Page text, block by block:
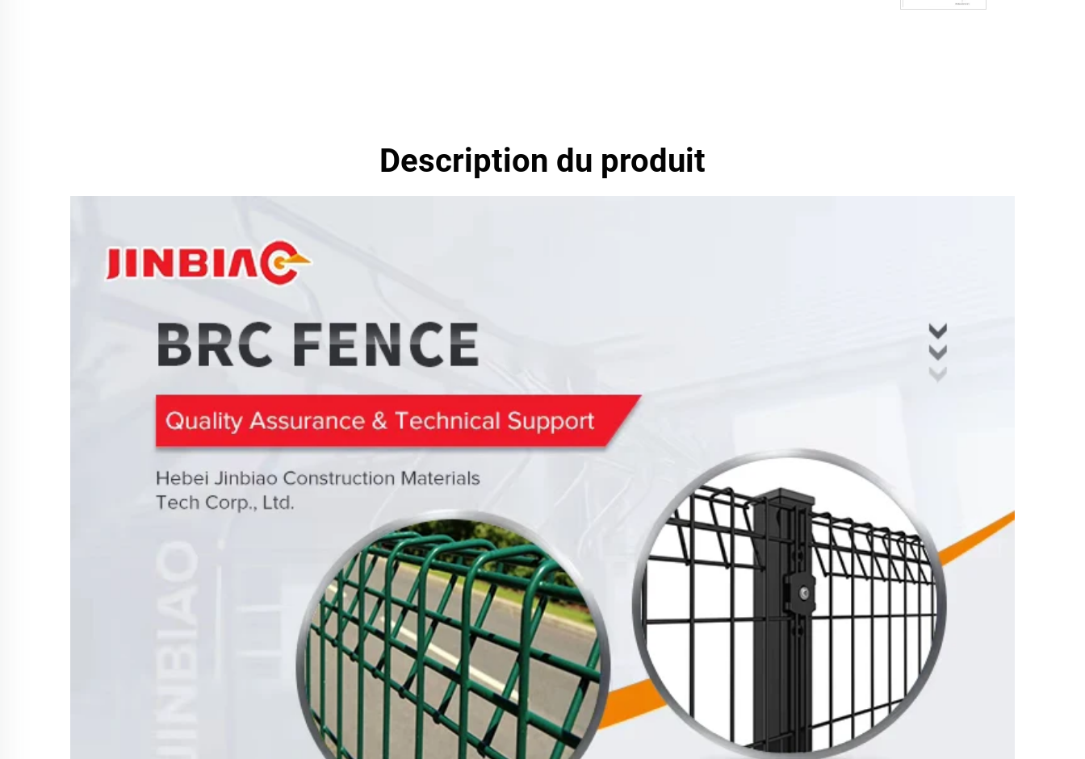
Description du produit